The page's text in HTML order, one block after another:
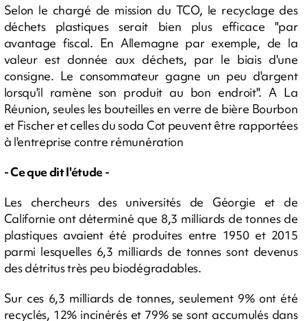
Selon le chargé de mission du TCO, le recyclage des
déchets plastiques serait bien plus efficace "par
avantage fiscal. En Allemagne par exemple, de la
valeur est donnée aux déchets, par le biais d'une
consigne. Le consommateur gagne un peu d'argent
lorsqu'il ramène son produit au bon endroit". A La
Réunion, seules les bouteilles en verre de bière Bourbon
et Fischer et celles du soda Cot peuvent être rapportées
à l'entreprise contre rémunération
- Ce que dit l'étude -
Les chercheurs des universités de Géorgie et de
Californie ont déterminé que 8,3 milliards de tonnes de
plastiques avaient été produites entre 1950 et 2015
parmi lesquelles 6,3 milliards de tonnes sont devenus
des détritus très peu biodégradables.
Sur ces 6,3 milliards de tonnes, seulement 9% ont été
recyclés, 12% incinérés et 79% se sont accumulés dans